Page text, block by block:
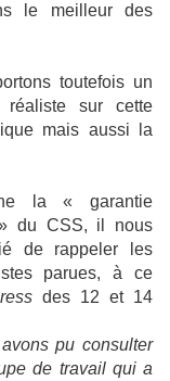
le meilleur des
toutefois un
réaliste sur cette
mais aussi la
la « garantie
du CSS, il nous
de rappeler les
parues, à ce
des 12 et 14
pu consulter
de travail qui a